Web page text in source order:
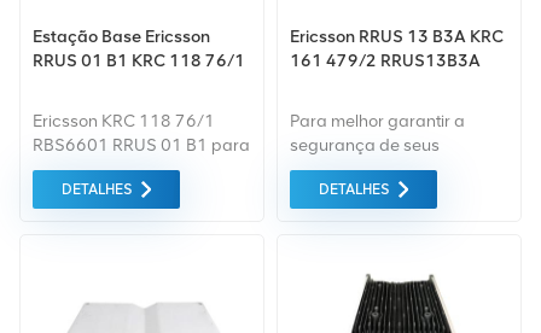
Estação Base Ericsson
RRUS 01 B1 KRC 118 76/1
Ericsson KRC 118 76/1
RBS6601 RRUS 01 B1 para
equipamentos de estação
base de Tecnologia Co. de
DETALHES
Ericsson RRUS 13 B3A KRC
161 479/2 RRUS13B3A
Para melhor garantir a
segurança de seus
produtos, profissionais,
ecologicamente corretos,
de embalagem
DETALHES